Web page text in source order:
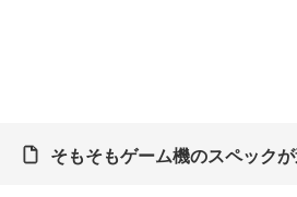
そもそもゲーム機のスペック